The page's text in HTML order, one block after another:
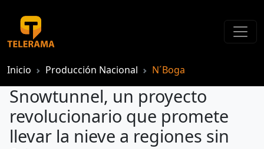
Inicio Producción Nacional N´Boga
Snowtunnel, un proyecto
revolucionario que promete
llevar la nieve a regiones sin